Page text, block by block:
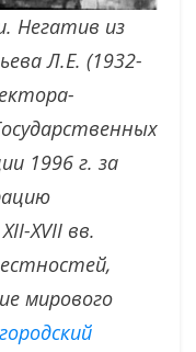
Негатив из
Л.Е. (1932-
1996 г. за
XVII вв.
мирового